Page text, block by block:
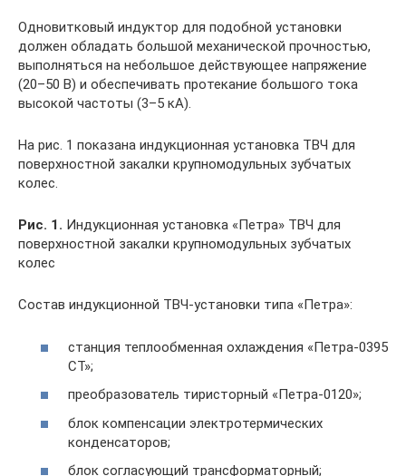
Одновитковый индуктор для подобной установки
должен обладать большой механической прочностью,
выполняться на небольшое действующее напряжение
(20–50 В) и обеспечивать протекание большого тока
высокой частоты (3–5 кА).
На рис. 1 показана индукционная установка ТВЧ для
поверхностной закалки крупномодульных зубчатых
колес.
Рис. 1. Индукционная установка «Петра» ТВЧ для
поверхностной закалки крупномодульных зубчатых
колес
Состав индукционной ТВЧ-установки типа «Петра»:
станция теплообменная охлаждения «Петра-0395
СТ»;
преобразователь тиристорный «Петра-0120»;
блок компенсации электротермических
конденсаторов;
блок согласующий трансформаторный;